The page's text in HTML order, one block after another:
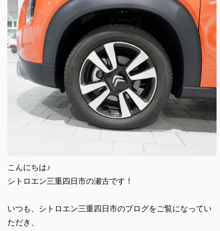
こんにちは♪
シトロエン三重四日市の瀬古です！
いつも、シトロエン三重四日市のブログをご覧になってい
ただき、